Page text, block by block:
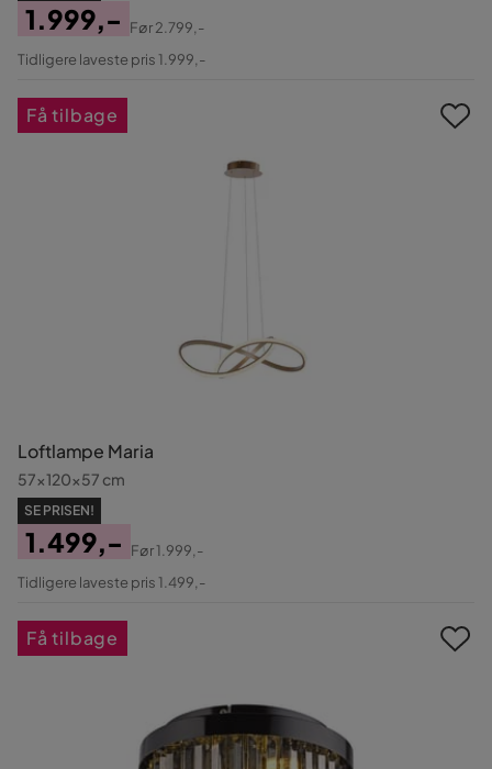
Pris
1.999,-
Original
Før2.799,-
Tidligere laveste pris 1.999,-
Loftlampe Maria
57x120x57 cm
SE PRISEN!
Pris
1.499,-
Original
Før1.999,-
Tidligere laveste pris 1.499,-
Få tilbage
Få tilbage